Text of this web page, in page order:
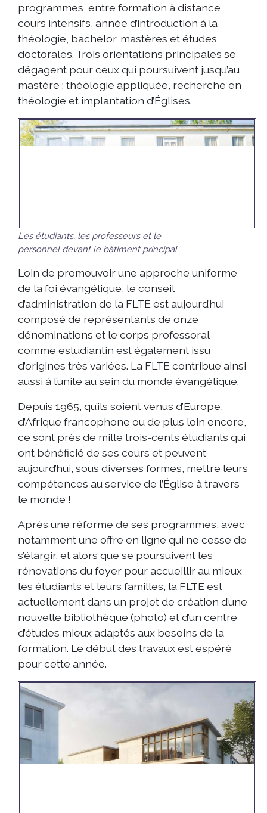
programmes, entre formation à distance,
cours intensifs, année d’introduction à la
théologie, bachelor, mastères et études
doctorales. Trois orientations principales se
dégagent pour ceux qui poursuivent jusqu’au
mastère : théologie appliquée, recherche en
théologie et implantation d’Églises.
Les étudiants, les professeurs et le
personnel devant le bâtiment principal.
Loin de promouvoir une approche uniforme
de la foi évangélique, le conseil
d’administration de la FLTE est aujourd’hui
composé de représentants de onze
dénominations et le corps professoral
comme estudiantin est également issu
d’origines très variées. La FLTE contribue ainsi
aussi à l’unité au sein du monde évangélique.
Depuis 1965, qu’ils soient venus d’Europe,
d’Afrique francophone ou de plus loin encore,
ce sont près de mille trois-cents étudiants qui
ont bénéficié de ses cours et peuvent
aujourd’hui, sous diverses formes, mettre leurs
compétences au service de l’Église à travers
le monde !
Après une réforme de ses programmes, avec
notamment une offre en ligne qui ne cesse de
s’élargir, et alors que se poursuivent les
rénovations du foyer pour accueillir au mieux
les étudiants et leurs familles, la FLTE est
actuellement dans un projet de création d’une
nouvelle bibliothèque (photo) et d’un centre
d’études mieux adaptés aux besoins de la
formation. Le début des travaux est espéré
pour cette année.